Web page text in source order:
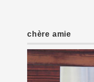
chère amie